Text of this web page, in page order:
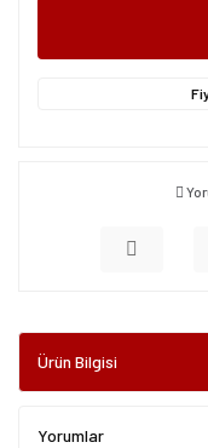
Ürün Bilgisi
Yorumlar